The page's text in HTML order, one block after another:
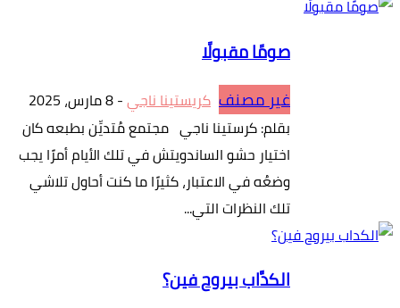
صومًا مقبولًا
غير مصنف كريستينا ناجي-8 مارس، 2025
بقلم: كرستينا ناجي مجتمع مُتديِّن بطبعه كان
اختيار حشو الساندويتش في تلك الأيام أمرًا يجب
وضعُه في الاعتبار، كثيرًا ما كنت أحاول تلاشي
تلك النظرات التي...
الكدَّاب بيروح فين؟